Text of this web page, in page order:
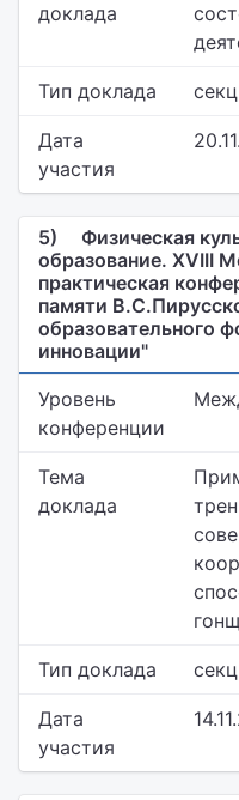
доклада
Тип доклада
Дата
участия
5)
Физическая
образование. XVIII
практическая
памяти
образовательного
инновации"
Уровень
конференции
Тема
доклада
Тип доклада
Дата
участия